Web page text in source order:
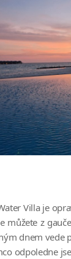
Villa je
můžete z
dnem vede
odpoledne